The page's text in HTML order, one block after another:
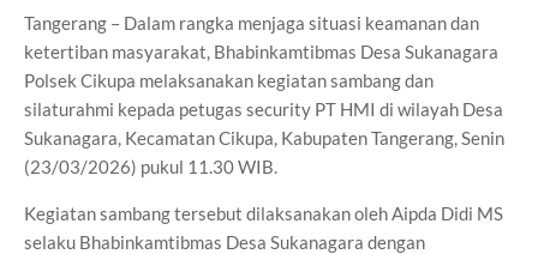
Tangerang – Dalam rangka menjaga situasi keamanan dan
ketertiban masyarakat, Bhabinkamtibmas Desa Sukanagara
Polsek Cikupa melaksanakan kegiatan sambang dan
silaturahmi kepada petugas security PT HMI di wilayah Desa
Sukanagara, Kecamatan Cikupa, Kabupaten Tangerang, Senin
(23/03/2026) pukul 11.30 WIB.
Kegiatan sambang tersebut dilaksanakan oleh Aipda Didi MS
selaku Bhabinkamtibmas Desa Sukanagara dengan